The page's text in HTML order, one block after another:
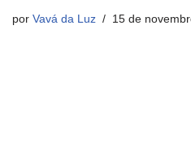
por Vavá da Luz 15 de